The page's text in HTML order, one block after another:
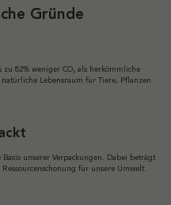
Gründe
82% weniger CO₂ als herkömmliche
Lebensraum für Tiere, Pflanzen
unserer Verpackungen. Dabei beträgt
für unsere Umwelt.